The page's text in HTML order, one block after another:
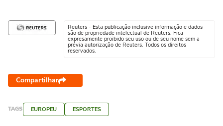
Reuters - Esta publicação inclusive informação e dados
são de propriedade intelectual de Reuters. Fica
expresamente proibido seu uso ou de seu nome sem a
prévia autorização de Reuters. Todos os direitos
reservados.
Compartilhar
TAGS EUROPEU ESPORTES